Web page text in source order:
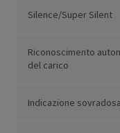
Silence/Super Silent
Riconoscimento
del carico
Indicazione